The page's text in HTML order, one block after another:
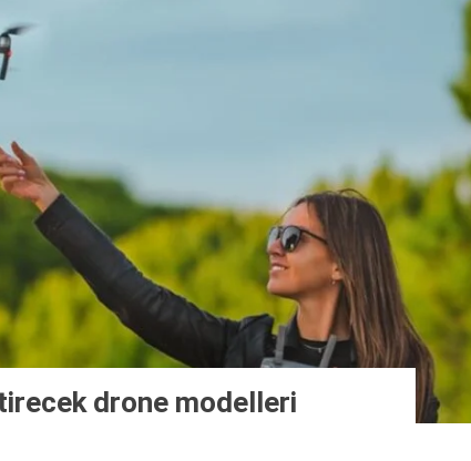
drone modelleri